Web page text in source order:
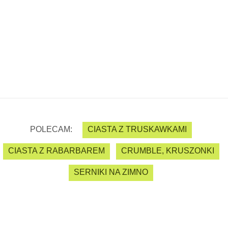
POLECAM: CIASTA Z TRUSKAWKAMI
CIASTA Z RABARBAREM CRUMBLE, KRUSZONKI
SERNIKI NA ZIMNO